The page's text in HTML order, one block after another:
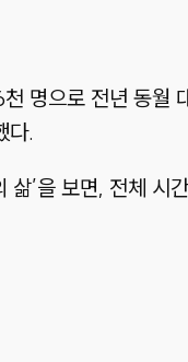
명으로 전년 동월
다.
’을 보면, 전체 시